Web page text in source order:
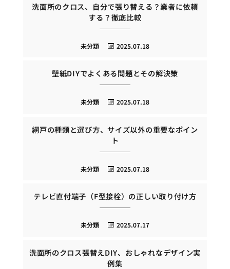
洗面所のクロス、自分で張り替える？業者に依頼
する？徹底比較
2025.07.18
未分類
壁紙DIYでよくある問題とその解決策
2025.07.18
未分類
網戸の種類と選び方、サイズ以外の重要なポイン
ト
2025.07.18
未分類
テレビ直付端子（F型接栓）の正しい取り付け方
2025.07.17
未分類
洗面所のクロス張替えDIY、おしゃれなデザイン実
例集